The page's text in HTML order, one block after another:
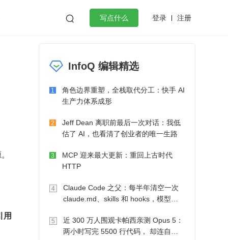
 写点什么 登录 注册
微服务架构 flutter
用
InfoQ 编辑精选
1
角色边界重塑，全栈取代分工：快手 AI
生产力体系成形
2
Jeff Dean 离职前最后一次对话：我低
估了 AI，也看清了创业者的唯一生路
3
MCP 迎来最大更新：重回上古时代
HTTP
4
Claude Code 之父：每半年清空一次
claude.md、skills 和 hooks，模型自
5
近 300 万人围观卡帕西亲测 Opus 5：
两小时写完 5500 行代码， 却连自己